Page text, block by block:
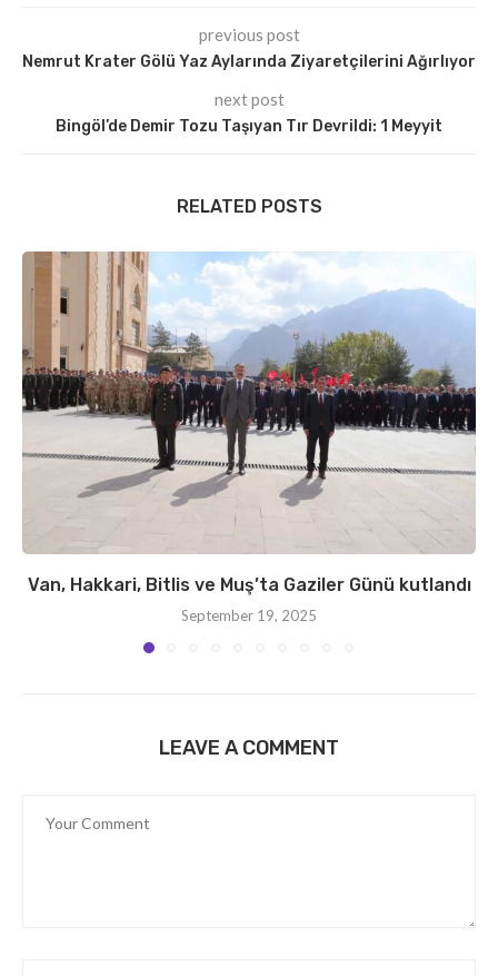
previous post
Nemrut Krater Gölü Yaz Aylarında Ziyaretçilerini Ağırlıyor
next post
Bingöl’de Demir Tozu Taşıyan Tır Devrildi: 1 Meyyit
RELATED POSTS
Van, Hakkari, Bitlis ve Muş’ta Gaziler Günü kutlandı
September 19, 2025
LEAVE A COMMENT